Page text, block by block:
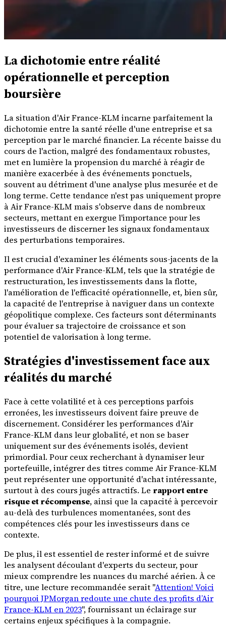
La dichotomie entre réalité
opérationnelle et perception
boursière
La situation d'Air France-KLM incarne parfaitement la
dichotomie entre la santé réelle d'une entreprise et sa
perception par le marché financier. La récente baisse du
cours de l'action, malgré des fondamentaux robustes,
met en lumière la propension du marché à réagir de
manière exacerbée à des événements ponctuels,
souvent au détriment d'une analyse plus mesurée et de
long terme. Cette tendance n'est pas uniquement propre
à Air France-KLM mais s'observe dans de nombreux
secteurs, mettant en exergue l'importance pour les
investisseurs de discerner les signaux fondamentaux
des perturbations temporaires.
Il est crucial d'examiner les éléments sous-jacents de la
performance d'Air France-KLM, tels que la stratégie de
restructuration, les investissements dans la flotte,
l'amélioration de l'efficacité opérationnelle, et, bien sûr,
la capacité de l'entreprise à naviguer dans un contexte
géopolitique complexe. Ces facteurs sont déterminants
pour évaluer sa trajectoire de croissance et son
potentiel de valorisation à long terme.
Stratégies d'investissement face aux
réalités du marché
Face à cette volatilité et à ces perceptions parfois
erronées, les investisseurs doivent faire preuve de
discernement. Considérer les performances d'Air
France-KLM dans leur globalité, et non se baser
uniquement sur des événements isolés, devient
primordial. Pour ceux recherchant à dynamiser leur
portefeuille, intégrer des titres comme Air France-KLM
peut représenter une opportunité d'achat intéressante,
surtout à des cours jugés attractifs. Le rapport entre
risque et récompense, ainsi que la capacité à percevoir
au-delà des turbulences momentanées, sont des
compétences clés pour les investisseurs dans ce
contexte.
De plus, il est essentiel de rester informé et de suivre
les analysent découlant d'experts du secteur, pour
mieux comprendre les nuances du marché aérien. À ce
titre, une lecture recommandée serait "Attention! Voici
pourquoi JPMorgan redoute une chute des profits d’Air
France-KLM en 2023", fournissant un éclairage sur
certains enjeux spécifiques à la compagnie.